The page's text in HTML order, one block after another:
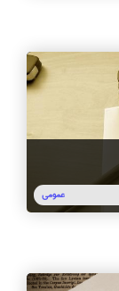
عمومی